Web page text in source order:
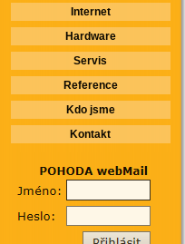
Internet
Hardware
Servis
Reference
Kdo jsme
Kontakt